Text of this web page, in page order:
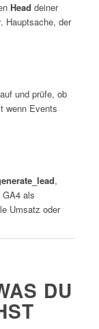
Head deiner
. Hauptsache, der
und prüfe, ob
wenn Events
,
als
Umsatz oder
DU